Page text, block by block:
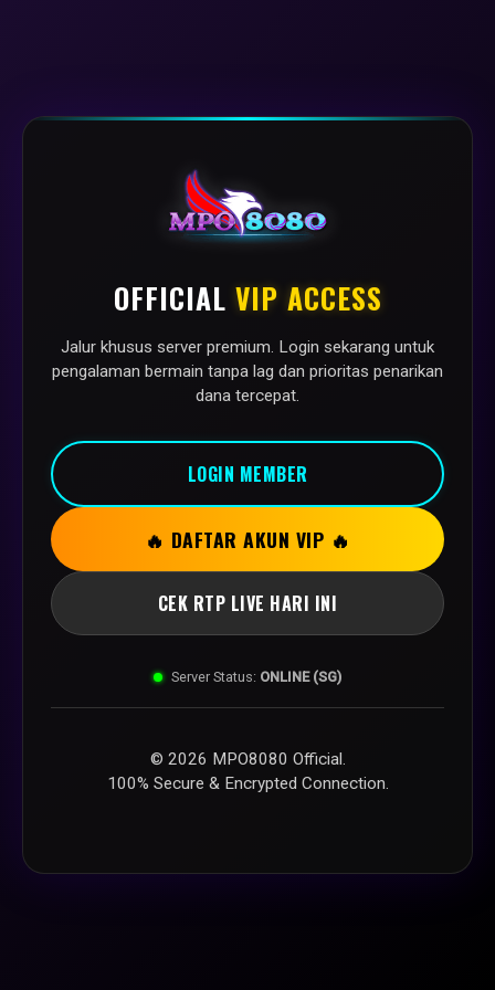
OFFICIAL VIP ACCESS
Jalur khusus server premium. Login sekarang untuk
pengalaman bermain tanpa lag dan prioritas penarikan
dana tercepat.
LOGIN MEMBER
🔥 DAFTAR AKUN VIP 🔥
CEK RTP LIVE HARI INI
Server Status: ONLINE (SG)
© 2026 MPO8080 Official.
100% Secure & Encrypted Connection.